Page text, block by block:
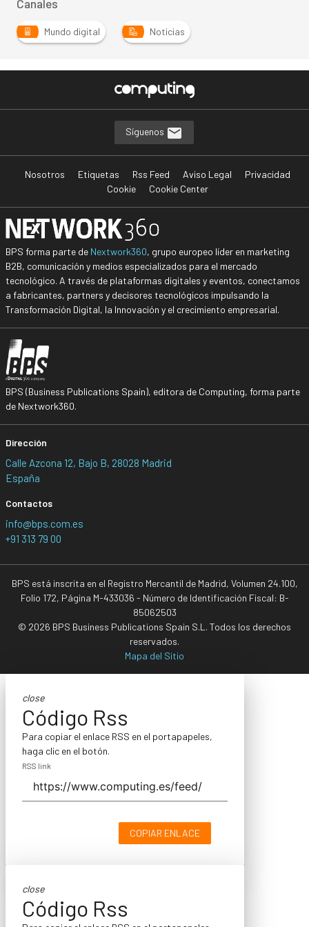
Canales
Mundo digital Noticias
Síguenos
Nosotros Etiquetas Rss Feed Aviso Legal
Privacidad
Cookie
Cookie Center
BPS forma parte de Nextwork360, grupo europeo líder en marketing
B2B, comunicación y medios especializados para el mercado
tecnológico. A través de plataformas digitales y eventos, conectamos
a fabricantes, partners y decisores tecnológicos impulsando la
Transformación Digital, la Innovación y el crecimiento empresarial.
BPS (Business Publications Spain), editora de Computing, forma parte
de Nextwork360.
Dirección
Calle Azcona 12, Bajo B, 28028 Madrid
España
Contactos
info@bps.com.es
+91 313 79 00
BPS está inscrita en el Registro Mercantil de Madrid, Volumen 24.100,
Folio 172, Página M-433036 - Número de Identificación Fiscal: B-
85062503
© 2026 BPS Business Publications Spain S.L. Todos los derechos
reservados.
Mapa del Sitio
close
Código Rss
Para copiar el enlace RSS en el portapapeles,
haga clic en el botón.
RSS link
COPIAR ENLACE
close
Código Rss